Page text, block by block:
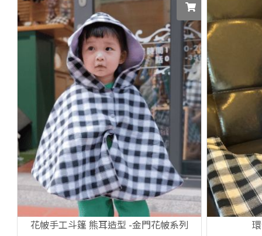
花帔手工斗篷 熊耳造型 -金門花帔系列